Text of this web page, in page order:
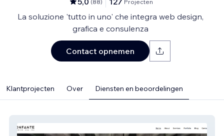
(88) Projecten
La soluzione 'tutto in uno' che integra web design,
grafica e consulenza
Contact opnemen
Klantprojecten Over Diensten en beoordelingen